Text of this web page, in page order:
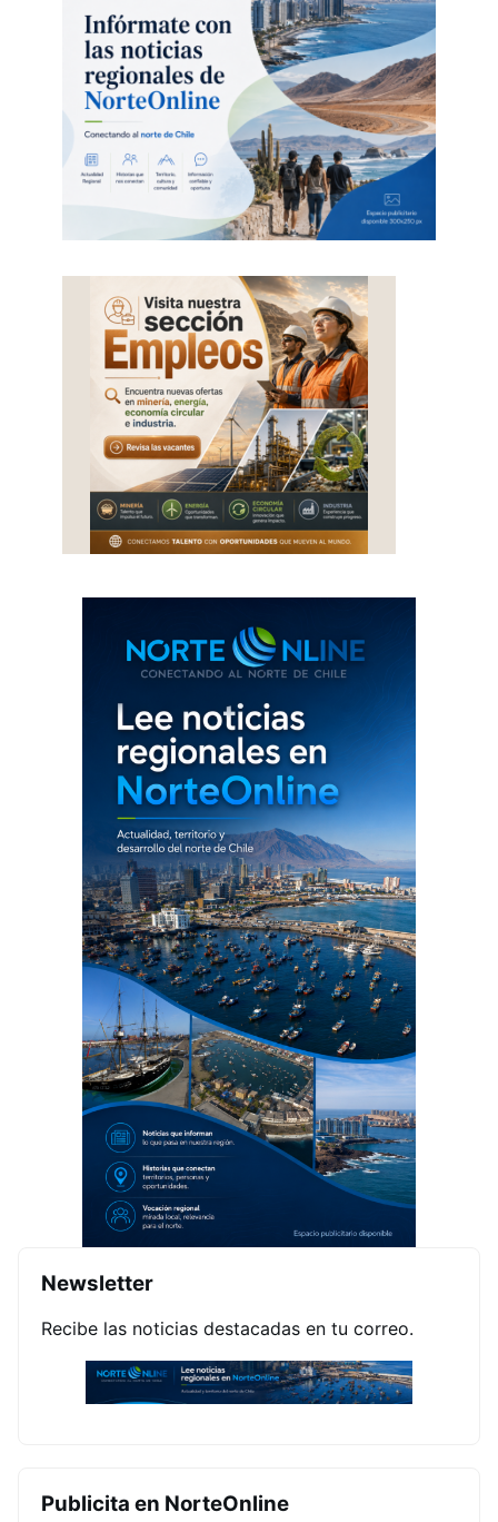
Newsletter
Recibe las noticias destacadas en tu correo.
Publicita en NorteOnline